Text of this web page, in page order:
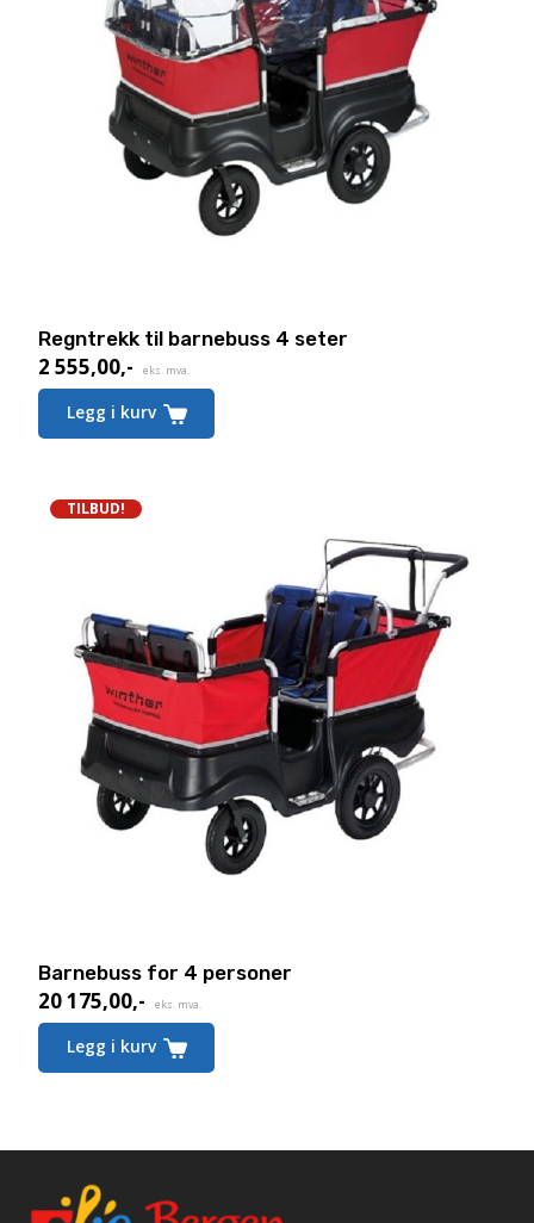
Regntrekk til barnebuss 4 seter
2 555,00,- eks. mva.
Legg i kurv
TILBUD!
Barnebuss for 4 personer
20 175,00,-
Nåværende
pris
eks. mva.
Legg i kurv